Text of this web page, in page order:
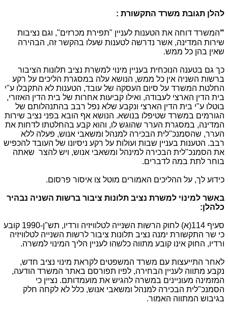
להלן תגובת משרד התקשורת :
"המשרד דוחה את הטענות לעניין "תפירת מכרזים", וגם נציבות
שירות המדינה, אשר נדרשה לטענות שעלו בהקשר זה, הבהירה
שאין בהן כל ממש.
כך גם בטענה הנוכחית בעניין מינוי למשרת נציב תלונות הציבור
ברשות השניה אין כל ממש, הנושא עלה במסגרת הליכים על רקע
החלטת המשרד על סיום העסקה של עובד, הטענות לא התקבלו ע"י
בית הדין הארצי לעבודה, ואילו קביעות אחרות של בית הדין האזורי,
בוטלו ע"י בית הדין הארצי ונקבע שלא נפל רבב בהתנהלותם של
הגורמים במשרד שטיפלו בנושא. הנושא אף הובא בפני נציב שירות
המדינה, במסגרת הערר שהוגש לו, והוא קבע בהחלטתו לדחות את
הערר, שהסמנכ"לית הבכירה למנהל ומשאבי אנוש, פעלה ללא
רבב. הטענות בעניין שבות ועולות על רקע ניסיונו של העובד להכפיש
את הסמנכ"לית הבכירה למינהל ומשאבי אנוש, ויש להצר שאתה
בוחר לתת במה לדברים.
כידוע לך, על ההליכים האמורים מוטל צו איסור פרסום.
באשר למינוי למשרת נציב תלונות ציבור ברשות השניה נבהיר
כלהלן:
סעיף 114(א) לחוק הרשות השנייה לטלוויזיה ורדיו, תש"ן-1990 קובע
כי שר התקשורת ימנה נציב תלונות ציבור לרשות השנייה לטלוויזיה
ורדיו, החוק אינו קובע מתווה כלשהו לעניין הליך המינוי למשרה.
לאחר התייעצות עם משרד המשפטים לקראת מינוי נציב חדש,
נקבע מתווה לעניין הבחירה, לפיו תפורסם באתר המשרד הודעה,
המזמינה מעוניינים במשרה להגיש את מועמדותם. נציין כי
הסמנכ"לית הבכירה למנהל ומשאבי אנוש, כלל לא לקחה חלק
בגיבוש המתווה האמור.